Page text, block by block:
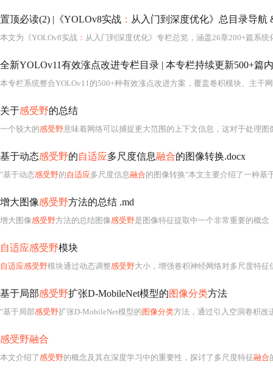
置顶必读(2) |《YOLOv8实战 ： 从入门到深度优化》总目录导
本文为《YOLOv8实战 ： 从入门到深度优化》专栏总览，涵盖26章200+篇系统化内容
关于感受野的总结
一个较大的感受野意味着网络可以捕捉更大范围的上下文信息，这对于处理图像等二维数
基于动态感受野的自适应多尺度信息融合的图像转换.docx
"基于动态感受野的自适应多尺度信息融合的图像转换"本文主要介绍了一种基
增大图像感受野方法的总结 .md
增大图像感受野方法的总结图像感受野是图像特征提取中一个非常重要的概念，
自适应感受野模块
自适应感受野模块通过动态调整感受野大小，增强卷积神经网络对多尺度特征信息的学习能力。实现方式包
基于局部感受野扩张D-MobileNet模型的图像分类方法
"基于局部感受野扩张D-MobileNet模型的 图像分类方法，通过引入空洞卷积改进MobileNet
感受野融合
本文介绍了感受野的概念及其在深度学习中的重要性，探讨了多尺度特征融合